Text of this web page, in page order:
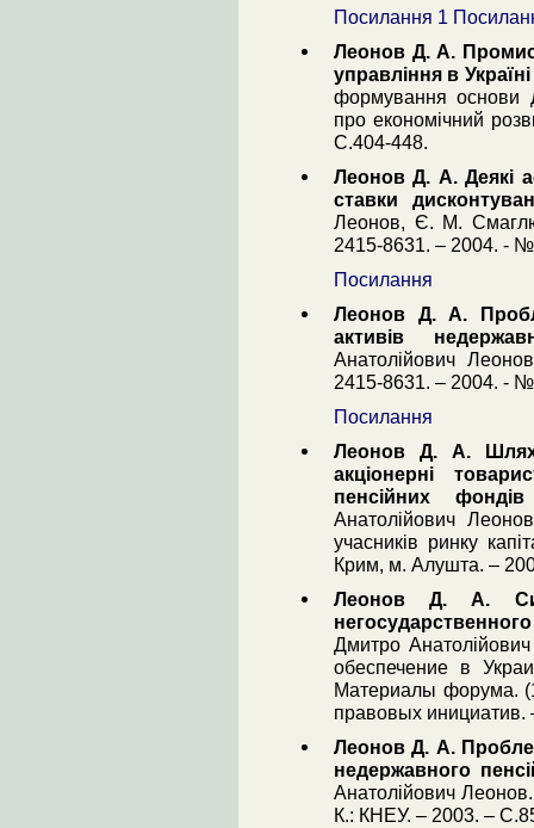
Посилання 1
Леонов Д. А.
управління в Україні
формування основи
про економічний
С.404-448.
Леонов Д. А. Деякі
ставки
Леонов, Є. М.
2415-8631. – 2004. -
Посилання
Леонов Д. А.
активів
Анатолійович
2415-8631. – 2004. -
Посилання
Леонов Д. А.
акціонерні
пенсійних
Анатолійович
учасників ринку
Крим, м. Алушта. –
Леонов Д. А.
Дмитро
обеспечение в
Материалы форума.
правовых инициатив.
Леонов Д. А.
недержавного
Анатолійович
К.: КНЕУ. – 2003. –